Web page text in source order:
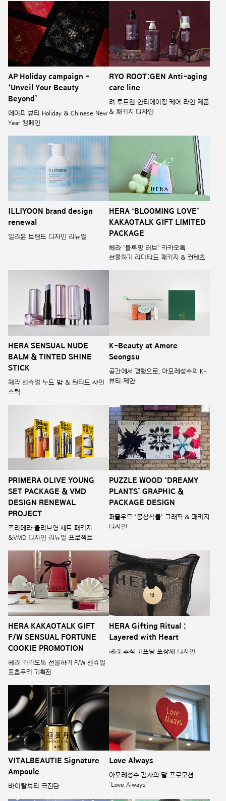
AP Holiday campaign -
‘Unveil Your Beauty
Beyond’
에이피 뷰티 Holiday & Chinese New
Year 캠페인
RYO ROOT:GEN Anti-aging
care line
려 루트젠 안티에이징 케어 라인 제품
& 패키지 디자인
ILLIYOON brand design
renewal
일리윤 브랜드 디자인 리뉴얼
HERA ‘BLOOMING LOVE’
KAKAOTALK GIFT LIMITED
PACKAGE
헤라 ‘블루밍 러브’ 카카오톡
선물하기 리미티드 패키지 & 컨텐츠
HERA SENSUAL NUDE
BALM & TINTED SHINE
STICK
헤라 센슈얼 누드 밤 & 틴티드 샤인
스틱
K-Beauty at Amore
Seongsu
공간에서 경험으로, 아모레성수의 K-
뷰티 제안
PRIMERA OLIVE YOUNG
SET PACKAGE & VMD
DESIGN RENEWAL
PROJECT
프리메라 올리브영 세트 패키지
&VMD 디자인 리뉴얼 프로젝트
PUZZLE WOOD ‘DREAMY
PLANTS’ GRAPHIC &
PACKAGE DESIGN
퍼즐우드 ‘몽상식물’ 그래픽 & 패키지
디자인
HERA KAKAOTALK GIFT
F/W SENSUAL FORTUNE
COOKIE PROMOTION
헤라 카카오톡 선물하기 F/W 센슈얼
포춘쿠키 기획전
HERA Gifting Ritual :
Layered with Heart
헤라 추석 기프팅 포장재 디자인
VITALBEAUTIE Signature
Ampoule
바이탈뷰티 극진단
Love Always
아모레성수 감사의 달 프로모션
‘Love Always’